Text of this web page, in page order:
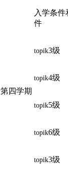
入学条
件
四学期
topik3级
topik4级
topik5级
topik6级
topik3级